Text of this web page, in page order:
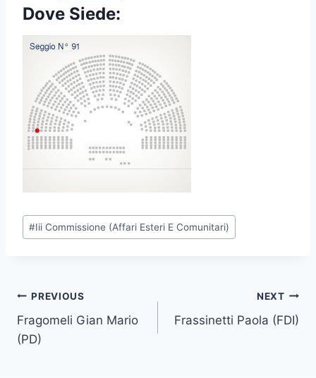
Dove Siede:
P
o
T
a
g
#Iii Commissione (Affari Esteri E Comunitari)
Post
navigation
PREVIOUS
Fragomeli Gian Mario
(PD)
NEXT
Frassinetti Paola (FDI)